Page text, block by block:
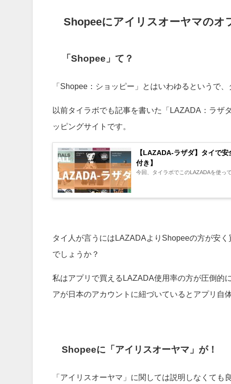
Shopeeにアイリスオーヤマのオ
「Shopee」て？
「Shopee：ショッピー」とはいわゆるというで
以前タイラボでも記事を書いた「LAZADA：ラザ
ッピングサイトです。
【LAZADA-ラザダ】タイで
付き】
今回、タイラボでこのLAZADAを使っ
タイ人が言うにはLAZADAよりShopeeの方が安
でしょうか？
私はアプリで買えるLAZADA使用率の方が圧倒的
アが日本のアカウントに紐づいているとアプリ自
Shopeeに「アイリスオーヤマ」が！
「アイリスオーヤマ」に関しては説明しなくても